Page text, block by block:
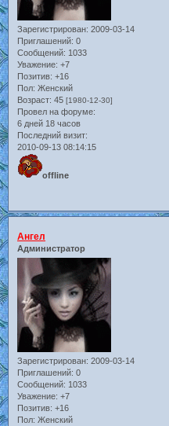
Зарегистрирован: 2009-03-14
Приглашений: 0
Сообщений: 1033
Уважение: +7
Позитив: +16
Пол: Женский
Возраст: 45 [1980-12-30]
Провел на форуме:
6 дней 18 часов
Последний визит:
2010-09-13 08:14:15
offline
Ангел
Администратор
Зарегистрирован: 2009-03-14
Приглашений: 0
Сообщений: 1033
Уважение: +7
Позитив: +16
Пол: Женский